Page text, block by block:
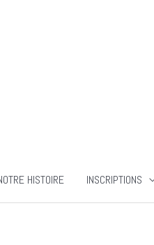
HISTOIRE INSCRIPTIONS